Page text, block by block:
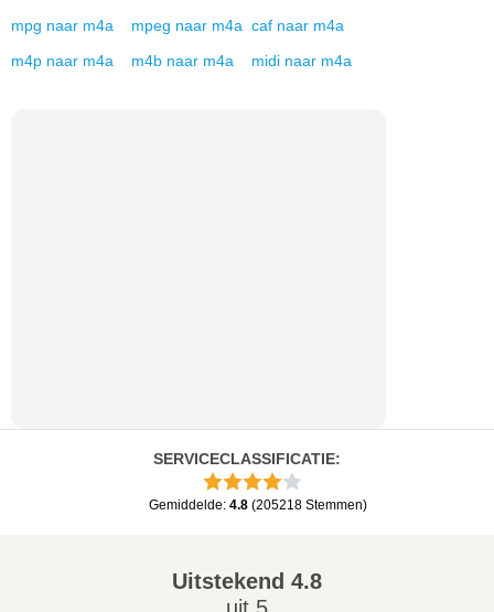
mpg naar m4a mpeg naar m4a caf naar m4a
m4p naar m4a m4b naar m4a midi naar m4a
SERVICECLASSIFICATIE:
Gemiddelde: 4.8 (205218 Stemmen)
Uitstekend 4.8